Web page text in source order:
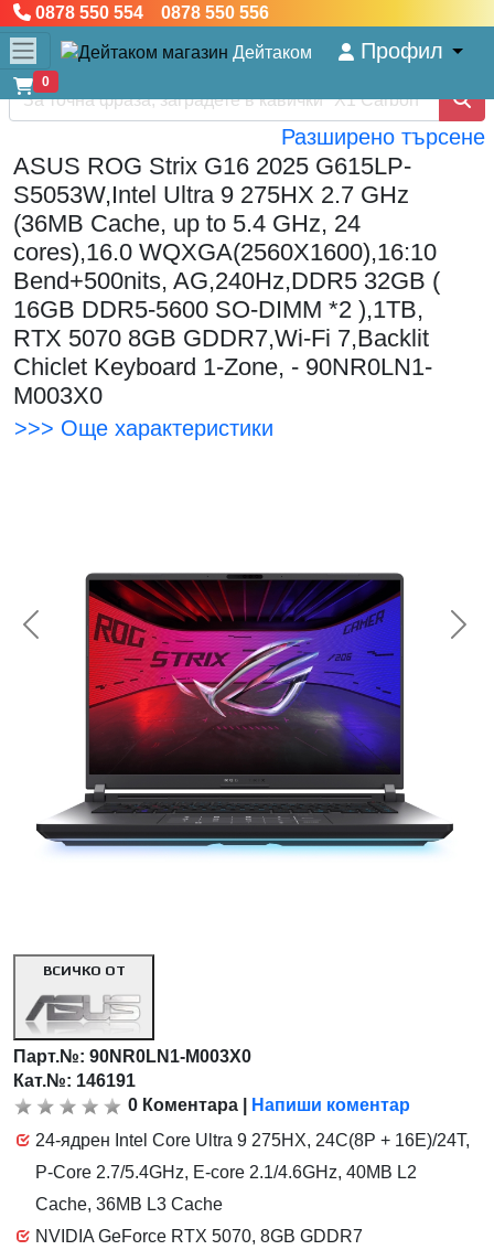
0878 550 554 0878 550 556
Дейтаком Профил
0
Разширено търсене
ASUS ROG Strix G16 2025 G615LP-
S5053W,Intel Ultra 9 275HX 2.7 GHz
(36MB Cache, up to 5.4 GHz, 24
cores),16.0 WQXGA(2560X1600),16:10
Bend+500nits, AG,240Hz,DDR5 32GB (
16GB DDR5-5600 SO-DIMM *2 ),1TB,
RTX 5070 8GB GDDR7,Wi-Fi 7,Backlit
Chiclet Keyboard 1-Zone, - 90NR0LN1-
M003X0
>>> Още характеристики
<< Предишна
ВСИЧКО ОТ
Парт.№:90NR0LN1-M003X0
Кат.№: 146191
0 Коментара
Напиши коментар
24-ядрен Intel Core Ultra 9 275HX, 24C(8P + 16E)/24T,
P-Core 2.7/5.4GHz, E-core 2.1/4.6GHz, 40MB L2
Cache, 36MB L3 Cache
NVIDIA GeForce RTX 5070, 8GB GDDR7